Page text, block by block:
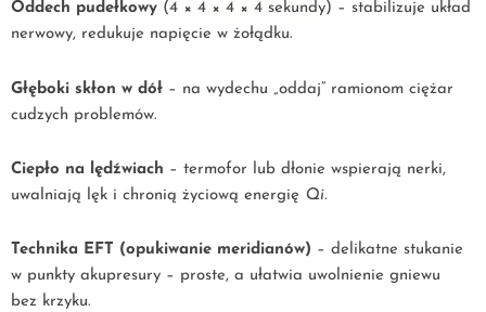
Oddech pudełkowy (4 × 4 × 4 × 4 sekundy) – stabilizuje układ
nerwowy, redukuje napięcie w żołądku.
Głęboki skłon w dół – na wydechu „oddaj” ramionom ciężar
cudzych problemów.
Ciepło na lędźwiach – termofor lub dłonie wspierają nerki,
uwalniają lęk i chronią życiową energię Qi.
Technika EFT (opukiwanie meridianów) – delikatne stukanie
w punkty akupresury – proste, a ułatwia uwolnienie gniewu
bez krzyku.